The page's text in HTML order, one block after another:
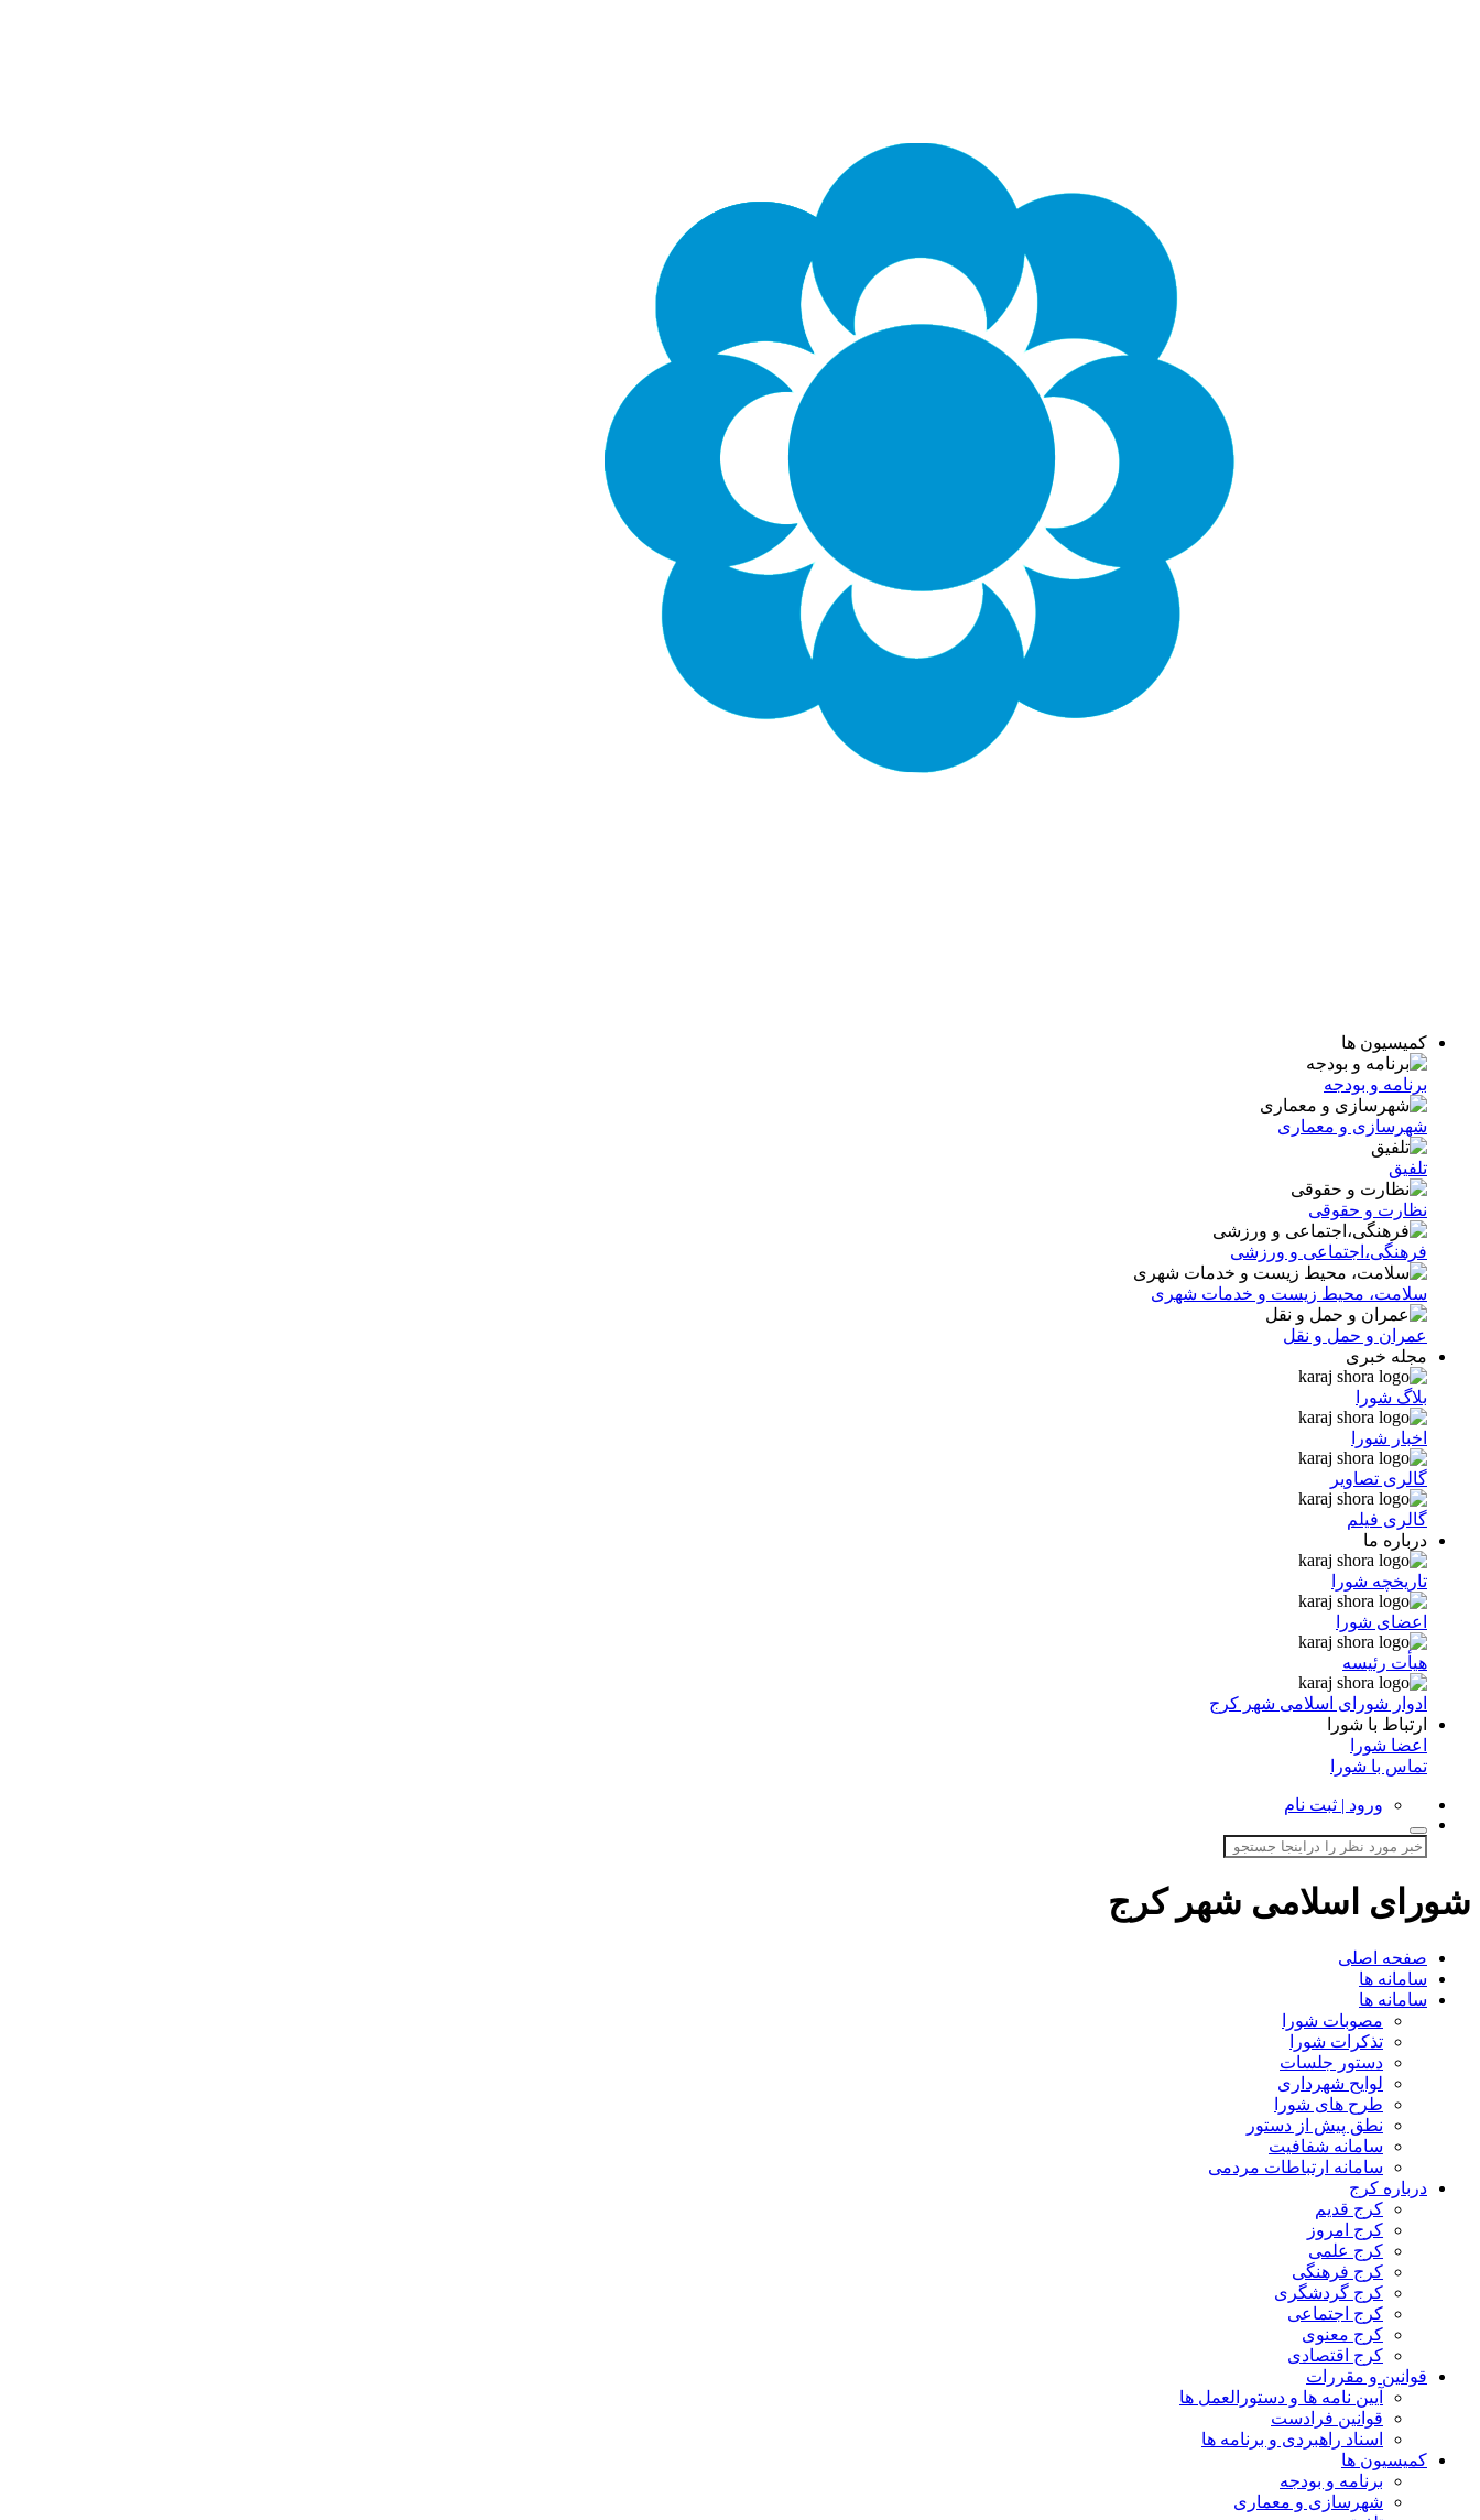
کمیسیون ها
برنامه و بودجه
شهرسازی و معماری
تلفیق
نظارت و حقوقی
فرهنگی،اجتماعی و ورزشی
سلامت، محیط زیست و خدمات شهری
عمران و حمل و نقل
مجله خبری
بلاگ شورا
اخبار شورا
گالری تصاویر
گالری فیلم
درباره ما
تاریخچه شورا
اعضای شورا
هیأت رئیسه
ادوار شورای اسلامی شهر کرج
ارتباط با شورا
اعضا شورا
تماس با شورا
ورود | ثبت نام
شورای اسلامی شهر کرج
صفحه اصلی
سامانه ها
سامانه ها
مصوبات شورا
تذکرات شورا
دستور جلسات
لوایح شهرداری
طرح های شورا
نطق پیش از دستور
سامانه شفافیت
سامانه ارتباطات مردمی
درباره کرج
کرج قدیم
کرج امروز
کرج علمی
کرج فرهنگی
کرج گردشگری
کرج اجتماعی
کرج معنوی
کرج اقتصادی
قوانین و مقررات
آیین نامه ها و دستورالعمل ها
قوانین فرادست
اسناد راهبردی و برنامه ها
کمیسیون ها
برنامه و بودجه
شهرسازی و معماری